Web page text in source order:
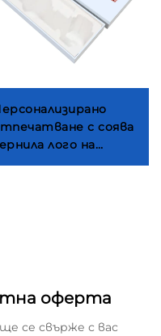
с соява
лого на
кутия за
оферта
се свърже с вас